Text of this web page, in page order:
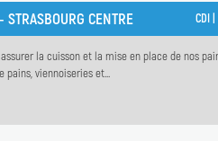
CENTRE CDI |
la cuisson et la mise en place de nos
viennoiseries et...